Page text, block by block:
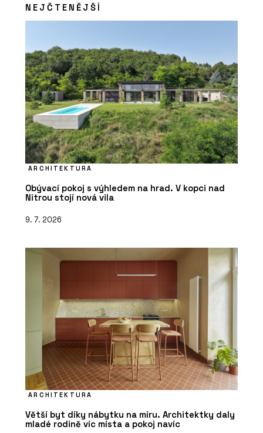
NEJČTENĚJŠÍ
ARCHITEKTURA
Obývací pokoj s výhledem na hrad. V kopci nad
Nitrou stojí nová vila
9. 7. 2026
ARCHITEKTURA
Větší byt díky nábytku na míru. Architektky daly
mladé rodině víc místa a pokoj navíc